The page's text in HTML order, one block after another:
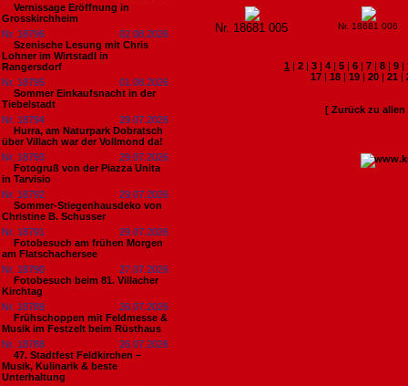
Vernissage Eröffnung in
Grosskirchheim
Nr. 18796
02.08.2026
Szenische Lesung mit Chris
Lohner im Wirtstadl in
Rangersdorf
Nr. 18795
01.08.2026
Sommer Einkaufsnacht in der
Tiebelstadt
Nr. 18794
29.07.2026
Hurra, am Naturpark Dobratsch
über Villach war der Vollmond da!
Nr. 18793
29.07.2026
Fotogruß von der Piazza Unita
in Tarvisio
Nr. 18792
29.07.2026
Sommer-Stiegenhausdeko von
Christine B. Schusser
Nr. 18791
29.07.2026
Fotobesuch am frühen Morgen
am Flatschachersee
Nr. 18790
27.07.2026
Fotobesuch beim 81. Villacher
Kirchtag
Nr. 18789
26.07.2026
Frühschoppen mit Feldmesse &
Musik im Festzelt beim Rüsthaus
Nr. 18788
26.07.2026
47. Stadtfest Feldkirchen –
Musik, Kulinarik & beste
Unterhaltung
Nr. 18681 005 Nr. 18681 006
1 | 2 | 3 | 4 | 5 | 6 | 7 | 8 | 9 |
17 | 18 | 19 | 20 | 21 |
[ Zurück zu